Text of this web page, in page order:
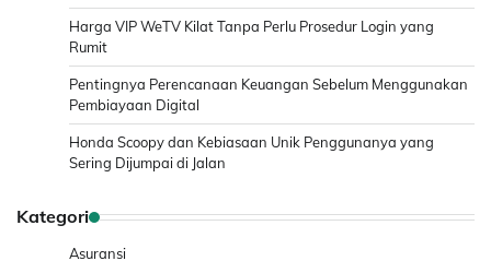
Harga VIP WeTV Kilat Tanpa Perlu Prosedur Login yang
Rumit
Pentingnya Perencanaan Keuangan Sebelum Menggunakan
Pembiayaan Digital
Honda Scoopy dan Kebiasaan Unik Penggunanya yang
Sering Dijumpai di Jalan
Kategori
Asuransi